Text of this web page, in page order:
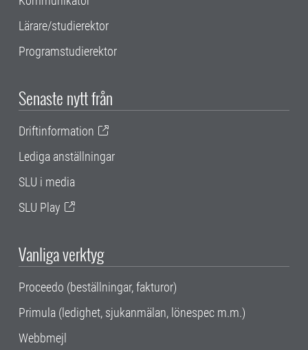
Lärare/studierektor
Programstudierektor
Senaste nytt från
Driftinformation
Lediga anställningar
SLU i media
SLU Play
Vanliga verktyg
Proceedo (beställningar, fakturor)
Primula (ledighet, sjukanmälan, lönespec m.m.)
Webbmejl